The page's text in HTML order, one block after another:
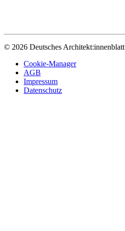
© 2026 Deutsches Architekt:innenblatt
Cookie-Manager
AGB
Impressum
Datenschutz